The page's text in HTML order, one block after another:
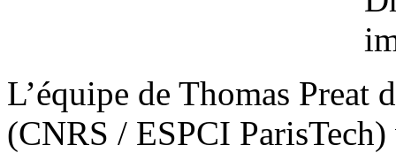
L’équipe de Thomas
(CNRS / ESPCI